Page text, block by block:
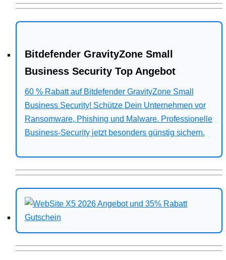
Bitdefender GravityZone Small
Business Security Top Angebot
60 % Rabatt auf Bitdefender GravityZone Small
Business Security! Schütze Dein Unternehmen vor
Ransomware, Phishing und Malware. Professionelle
Business-Security jetzt besonders günstig sichern.